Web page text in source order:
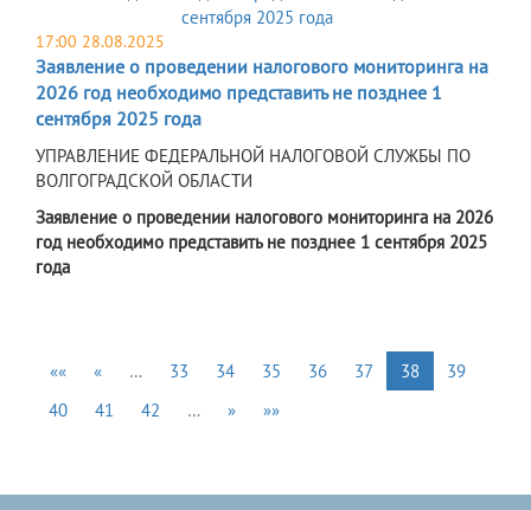
17:00 28.08.2025
Заявление о проведении налогового мониторинга на
2026 год необходимо представить не позднее 1
сентября 2025 года
УПРАВЛЕНИЕ ФЕДЕРАЛЬНОЙ НАЛОГОВОЙ СЛУЖБЫ ПО
ВОЛГОГРАДСКОЙ ОБЛАСТИ
Заявление о проведении налогового мониторинга на 2026
год необходимо представить не позднее 1 сентября 2025
года
«« « … 33 34 35 36 37 38
39
40
41 42 … » »»